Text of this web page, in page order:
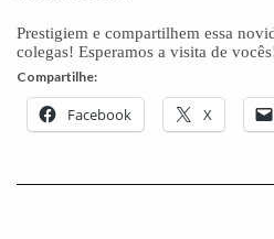
Prestigiem e compartilhem essa
colegas! Esperamos a visita de
Compartilhe:
Facebook X